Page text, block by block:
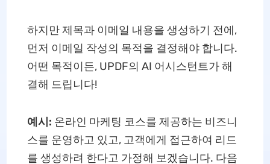
하지만 제목과 이메일 내용을 생성하기 전에,
먼저 이메일 작성의 목적을 결정해야 합니다.
어떤 목적이든, UPDF의 AI 어시스턴트가 해
결해 드립니다!
예시: 온라인 마케팅 코스를 제공하는 비즈니
스를 운영하고 있고, 고객에게 접근하여 리드
를 생성하려 한다고 가정해 보겠습니다. 다음